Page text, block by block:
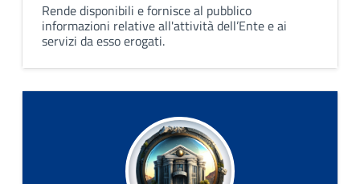
Rende disponibili e fornisce al pubblico
informazioni relative all'attività dell’Ente e ai
servizi da esso erogati.